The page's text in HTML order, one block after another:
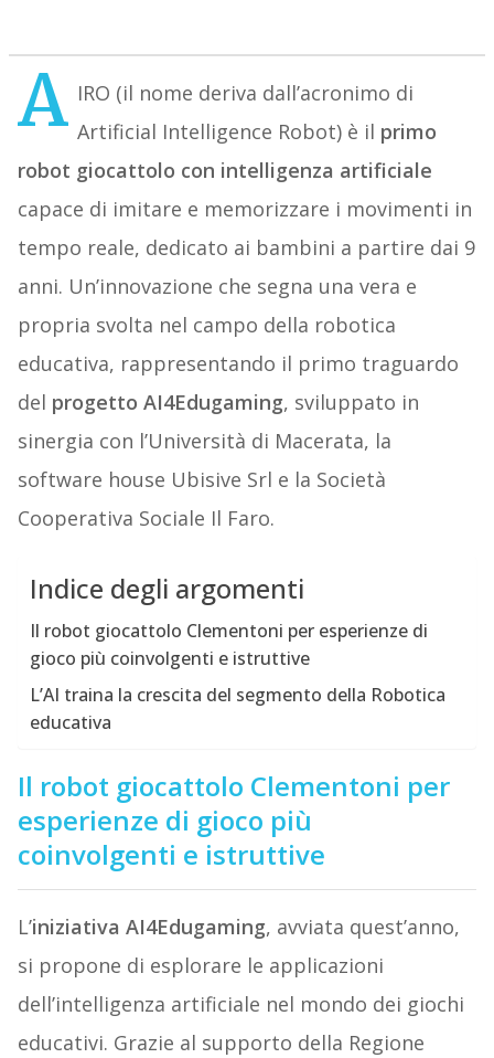
A IRO (il nome deriva dall’acronimo di
Artificial Intelligence Robot) è il primo
robot giocattolo con intelligenza artificiale
capace di imitare e memorizzare i movimenti in
tempo reale, dedicato ai bambini a partire dai 9
anni. Un’innovazione che segna una vera e
propria svolta nel campo della robotica
educativa, rappresentando il primo traguardo
del progetto AI4Edugaming, sviluppato in
sinergia con l’Università di Macerata, la
software house Ubisive Srl e la Società
Cooperativa Sociale Il Faro.
Indice degli argomenti
Il robot giocattolo Clementoni per esperienze di
gioco più coinvolgenti e istruttive
L’AI traina la crescita del segmento della Robotica
educativa
Il robot giocattolo Clementoni per
esperienze di gioco più
coinvolgenti e istruttive
L’iniziativa AI4Edugaming, avviata quest’anno,
si propone di esplorare le applicazioni
dell’intelligenza artificiale nel mondo dei giochi
educativi. Grazie al supporto della Regione